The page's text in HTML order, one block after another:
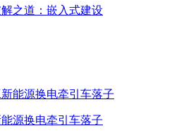
之道：嵌入式建设
源换电牵引车落子